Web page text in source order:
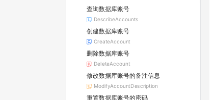
查询数据库账号
DescribeAccounts
创建数据库账号
CreateAccount
删除数据库账号
DeleteAccount
修改数据库账号的备注信息
ModifyAccountDescription
重置数据库账号的密码